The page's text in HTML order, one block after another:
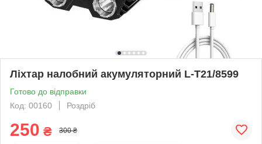
Ліхтар налобний акумуляторний L-T21/8599
Готово до відправки
Код: 00160
Роздріб
250 ₴ 300 ₴